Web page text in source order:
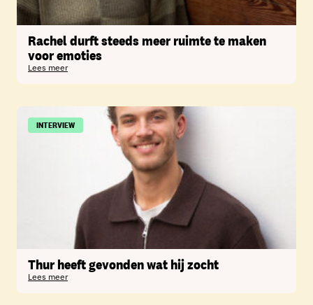
Rachel durft steeds meer ruimte te maken
voor emoties
Lees meer
INTERVIEW
Thur heeft gevonden wat hij zocht
Lees meer